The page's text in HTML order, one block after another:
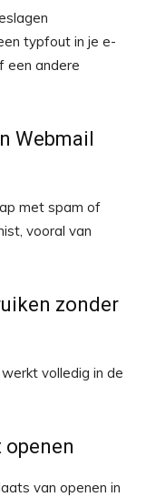
typfout in je e-
een andere
Webmail
met spam of
vooral van
zonder
volledig in de
van openen in